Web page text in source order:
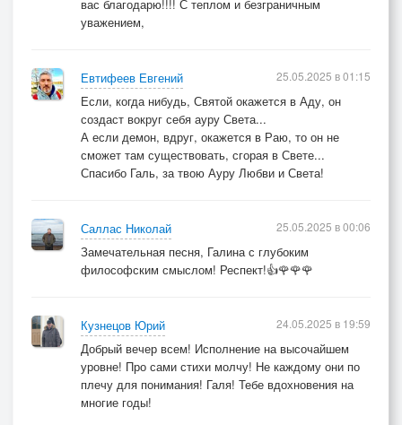
вас благодарю!!!! С теплом и безграничным
уважением,
Евтифеев Евгений
Если, когда нибудь, Святой окажется в Аду, он
создаст вокруг себя ауру Света...
А если демон, вдруг, окажется в Раю, то он не
сможет там существовать, сгорая в Свете...
Спасибо Галь, за твою Ауру Любви и Света!
25.05.2025 в 01:15
Саллас Николай
Замечательная песня, Галина с глубоким
философским смыслом! Респект!👍🌹🌹🌹
25.05.2025 в 00:06
Кузнецов Юрий
Добрый вечер всем! Исполнение на высочайшем
уровне! Про сами стихи молчу! Не каждому они по
плечу для понимания! Галя! Тебе вдохновения на
многие годы!
24.05.2025 в 19:59